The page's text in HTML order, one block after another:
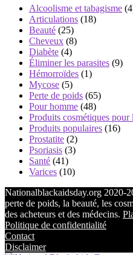
Alcoolisme et tabagisme
Articulations (18)
Beauté (25)
Cheveux (8)
Diabète (4)
Éliminer les parasites (9)
Hémorroïdes (1)
Mycose (5)
Perte de poids (65)
Pour homme (48)
Produits cosmétiques pour
Produits populaires (16)
Prostatite (2)
Psoriasis (3)
Santé (41)
Varices (10)
Nationalblackaidsday.org 2020-
perte de poids, la beauté, les
des acheteurs et des médecins.
Politique de confidentialité
Contact
Disclaimer